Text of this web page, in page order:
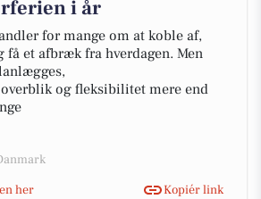
i år
for mange om at koble af,
få et afbræk fra hverdagen. Men
og fleksibilitet mere end
her
Kopiér link